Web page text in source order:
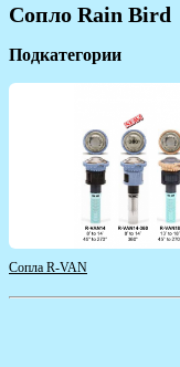
Сопло Rain Bird
Подкатегории
Сопла R-VAN